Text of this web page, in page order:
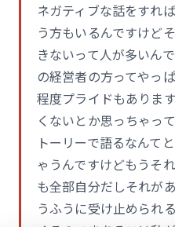
ネガティブな話をすれ
う方もいるんですけど
きないって人が多いん
の経営者の方ってやっ
程度プライドもありま
くないとか思っちゃっ
トーリーで語るなんて
ゃうんですけどもうそ
も全部自分だしそれが
うふうに受け止められ